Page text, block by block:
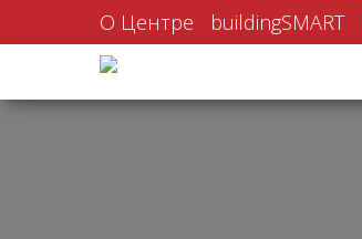
О Центре buildingSMART